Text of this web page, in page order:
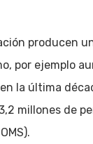
to close
producen
por ejemplo
la última
millones de